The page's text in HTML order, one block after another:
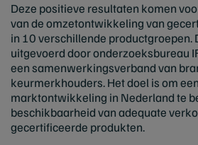
Deze positieve resultaten komen
van de omzetontwikkeling van
in 10 verschillende productgroepen.
uitgevoerd door onderzoeksbureau
een samenwerkingsverband van
keurmerkhouders. Het doel is om
marktontwikkeling in Nederland te
beschikbaarheid van adequate
gecertificeerde produkten.